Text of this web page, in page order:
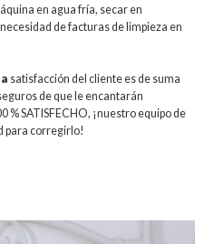
en agua fría, secar en
de facturas de limpieza en
satisfacción del cliente es de suma
de que le encantarán
% SATISFECHO, ¡nuestro equipo de
para corregirlo!